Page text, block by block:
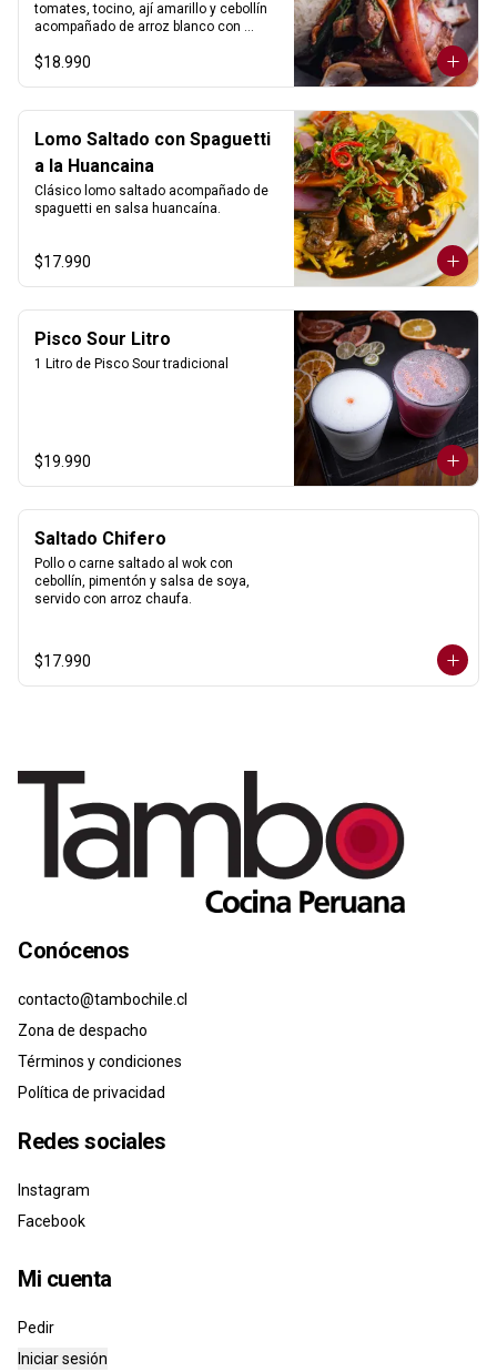
tomates, tocino, ají amarillo y cebollín
acompañado de arroz blanco con
$18.990
Lomo Saltado con Spaguetti
a la Huancaina
Clásico lomo saltado acompañado de
spaguetti en salsa huancaína.
$17.990
Pisco Sour Litro
1 Litro de Pisco Sour tradicional
$19.990
Saltado Chifero
Pollo o carne saltado al wok con
cebollín, pimentón y salsa de soya,
servido con arroz chaufa.
$17.990
Conócenos
contacto@tambochile.cl
Zona de despacho
Términos y condiciones
Política de privacidad
Redes sociales
Instagram
Facebook
Mi cuenta
Pedir
Iniciar sesión